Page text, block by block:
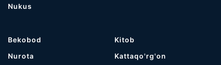
Nukus
Bekobod
Nurota
Kitob
Kattaqo'rg'on